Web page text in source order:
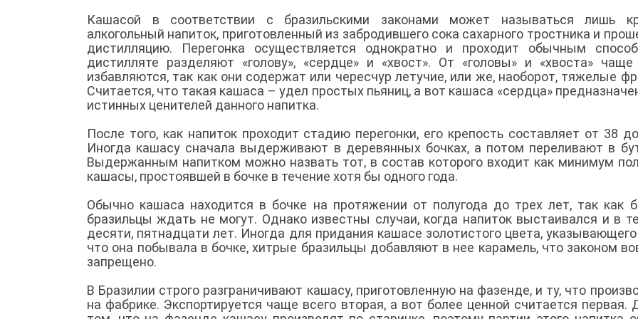
Кашасой в соответствии с бразильскими законами может называться лишь
алкогольный напиток, приготовленный из забродившего сока сахарного тростника и
дистилляцию. Перегонка осуществляется однократно и проходит обычным
дистилляте разделяют «голову», «сердце» и «хвост». От «головы» и «хвоста» чаще
избавляются, так как они содержат или чересчур летучие, или же, наоборот, тяжелые
Считается, что такая кашаса – удел простых пьяниц, а вот кашаса «сердца»
истинных ценителей данного напитка.
После того, как напиток проходит стадию перегонки, его крепость составляет от 38
Иногда кашасу сначала выдерживают в деревянных бочках, а потом переливают в
Выдержанным напитком можно назвать тот, в состав которого входит как минимум
кашасы, простоявшей в бочке в течение хотя бы одного года.
Обычно кашаса находится в бочке на протяжении от полугода до трех лет, так как
бразильцы ждать не могут. Однако известны случаи, когда напиток выстаивался и в
десяти, пятнадцати лет. Иногда для придания кашасе золотистого цвета,
что она побывала в бочке, хитрые бразильцы добавляют в нее карамель, что законом
запрещено.
В Бразилии строго разграничивают кашасу, приготовленную на фазенде, и ту, что
на фабрике. Экспортируется чаще всего вторая, а вот более ценной считается первая.